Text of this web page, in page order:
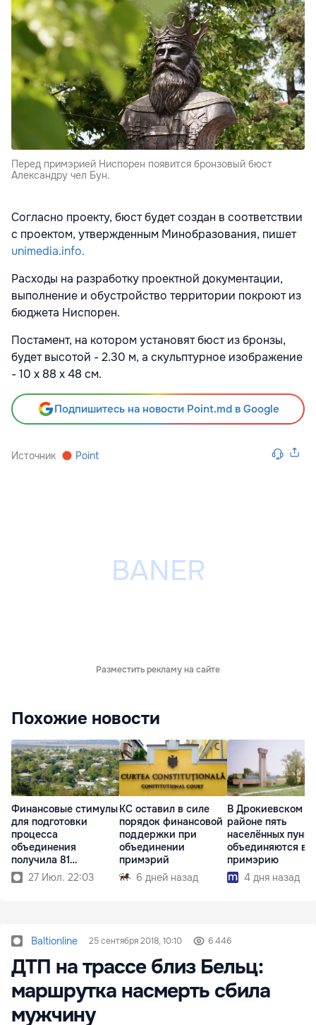
Перед примэрией Ниспорен появится бронзовый бюст
Александру чел Бун.
Согласно проекту, бюст будет создан в соответствии
с проектом, утвержденным Минобразования, пишет
unimedia.info.
Расходы на разработку проектной документации,
выполнение и обустройство территории покроют из
бюджета Ниспорен.
Постамент, на котором установят бюст из бронзы,
будет высотой - 2.30 м, а скульптурное изображение
- 10 х 88 х 48 см.
Подпишитесь на новости Point.md в Google
Источник Point
Разместить рекламу на сайте
Похожие новости
Финансовые стимулы
для подготовки
процесса
объединения
получила 81
примэрия
27 Июл. 22:03
КС оставил в силе
порядок финансовой
поддержки при
объединении
примэрий
6 дней назад
В Дрокиевском
районе пять
населённых
объединяются в
примэрию
4 дня назад
Baltionline 25 сентября 2018, 10:10 6 446
ДТП на трассе близ Бельц:
маршрутка насмерть сбила
мужчину